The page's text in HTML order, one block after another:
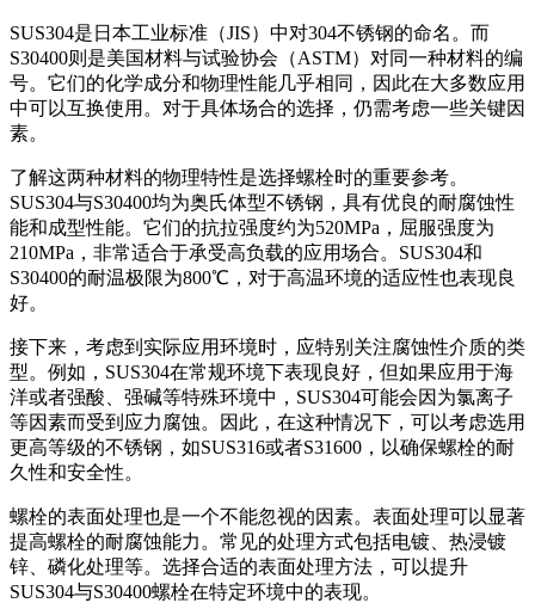
SUS304是日本工业标准（JIS）中对304不锈钢的命名。而
S30400则是美国材料与试验协会（ASTM）对同一种材料的编
号。它们的化学成分和物理性能几乎相同，因此在大多数应用
中可以互换使用。对于具体场合的选择，仍需考虑一些关键因
素。
了解这两种材料的物理特性是选择螺栓时的重要参考。
SUS304与S30400均为奥氏体型不锈钢，具有优良的耐腐蚀性
能和成型性能。它们的抗拉强度约为520MPa，屈服强度为
210MPa，非常适合于承受高负载的应用场合。SUS304和
S30400的耐温极限为800℃，对于高温环境的适应性也表现良
好。
接下来，考虑到实际应用环境时，应特别关注腐蚀性介质的类
型。例如，SUS304在常规环境下表现良好，但如果应用于海
洋或者强酸、强碱等特殊环境中，SUS304可能会因为氯离子
等因素而受到应力腐蚀。因此，在这种情况下，可以考虑选用
更高等级的不锈钢，如SUS316或者S31600，以确保螺栓的耐
久性和安全性。
螺栓的表面处理也是一个不能忽视的因素。表面处理可以显著
提高螺栓的耐腐蚀能力。常见的处理方式包括电镀、热浸镀
锌、磷化处理等。选择合适的表面处理方法，可以提升
SUS304与S30400螺栓在特定环境中的表现。